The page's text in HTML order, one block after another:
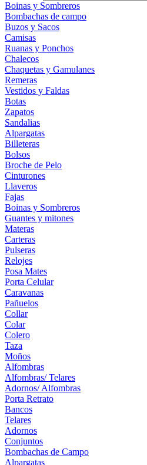
Boinas y Sombreros
Bombachas de campo
Buzos y Sacos
Camisas
Ruanas y Ponchos
Chalecos
Chaquetas y Gamulanes
Remeras
Vestidos y Faldas
Botas
Zapatos
Sandalias
Alpargatas
Billeteras
Bolsos
Broche de Pelo
Cinturones
Llaveros
Fajas
Boinas y Sombreros
Guantes y mitones
Materas
Carteras
Pulseras
Relojes
Posa Mates
Porta Celular
Caravanas
Pañuelos
Collar
Colar
Colero
Taza
Moños
Alfombras
Alfombras/ Telares
Adornos/ Alfombras
Porta Retrato
Bancos
Telares
Adornos
Conjuntos
Bombachas de Campo
Alpargatas